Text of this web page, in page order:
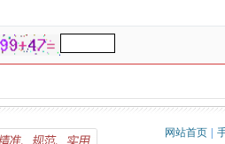
网站首页